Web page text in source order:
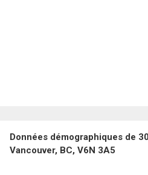
Données démographiques de
Vancouver, BC, V6N 3A5